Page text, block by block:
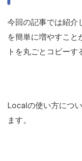
今回の記事では紹介
を簡単に増やすこと
トを丸ごとコピーす
Localの使い方につ
ます。